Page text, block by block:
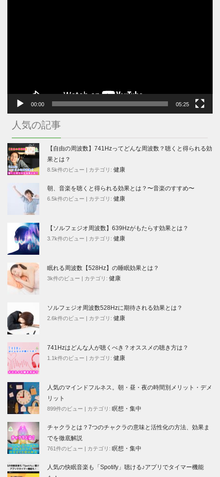
00:00 05:25
人気の記事
【自由の周波数】741Hzってどんな周波数？聴くと得られる効
果とは？
8.5k件のビュー | カテゴリ: 健康
朝、音楽を聴くと得られる効果とは？〜音楽のすすめ〜
6.5k件のビュー | カテゴリ: 健康
【ソルフェジオ周波数】639Hzがもたらす効果とは？
3.7k件のビュー | カテゴリ: 健康
眠れる周波数【528Hz】の睡眠効果とは？
3k件のビュー | カテゴリ: 健康
ソルフェジオ周波数528Hzに期待される効果とは？
2.6k件のビュー | カテゴリ: 健康
741Hzはどんな人が聴くべき？オススメの聴き方は？
1.1k件のビュー | カテゴリ: 健康
人気のマインドフルネス。朝・昼・夜の時間別メリット・デメ
リット
899件のビュー | カテゴリ: 瞑想・集中
チャクラとは？7つのチャクラの意味と活性化の方法、効果ま
でを徹底解説
761件のビュー | カテゴリ: 瞑想・集中
人気の快眠音楽も「Spotify」聴ける♪アプリでタイマー機能